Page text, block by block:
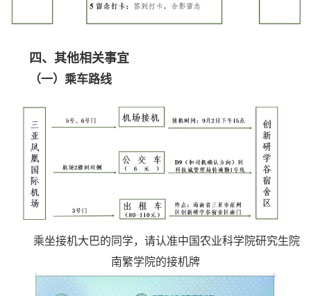
四、其他相关事宜
（一）乘车路线
乘坐接机大巴的同学，请认准中国农业科学院研究生院
南繁学院的接机牌